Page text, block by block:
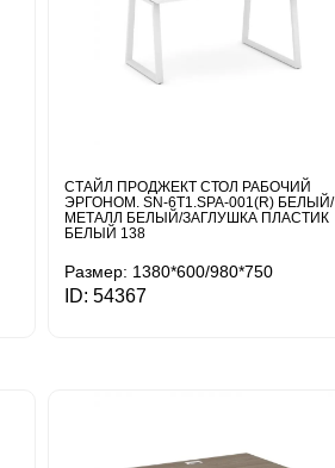
СТАЙЛ ПРОДЖЕКТ СТОЛ РАБОЧИЙ
ЭРГОНОМ. SN-6T1.SPA-001(R) БЕЛЫЙ/
МЕТАЛЛ БЕЛЫЙ/ЗАГЛУШКА ПЛАСТИК
БЕЛЫЙ 138
Размер: 1380*600/980*750
ID: 54367